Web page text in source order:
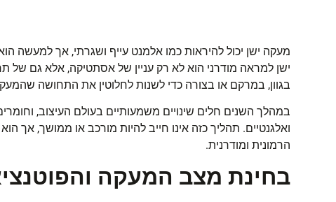
מעקה ישן יכול להיראות כמו אלמנט עייף ושגרתי, אך למעשה
ישן למראה מודרני הוא לא רק עניין של אסתטיקה, אלא גם של
בגוון, במרקם או בצורה כדי לשנות לחלוטין את התחושה
במהלך השנים חלים שינויים משמעותיים בעולם העיצוב,
ואלגנטיים. תהליך כזה אינו חייב להיות מורכב או ממושך, אך
הרמונית ומודרנית.
בחינת מצב המעקה